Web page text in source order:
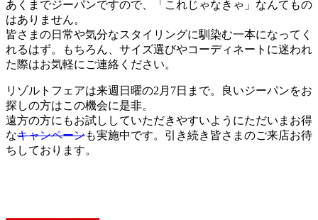
あくまでジーパンですので、「これじゃなきゃ」なんてもの
はありません。
皆さまの日常や気分なスタイリングに馴染む一本になってく
れるはず。もちろん、サイズ選びやコーディネートに迷われ
た際はお気軽にご連絡ください。
リゾルトフェアは来週日曜の2月7日まで。良いジーパンをお
探しの方はこの機会に是非。
遠方の方にもお試ししていただきやすいようにただいまお得
なキャンペーンも実施中です。引き続き皆さまのご来店お待
ちしております。